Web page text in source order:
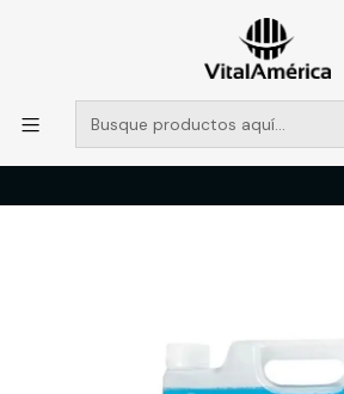
POR SISTEMA FRONTAL SOLO RETIROS EN
MUCHAS GRACIAS +569 5956 2237
Leer más
Inicio Catálogo
LIMPIEZA E
PRODUCTOS DE LIMPIEZA